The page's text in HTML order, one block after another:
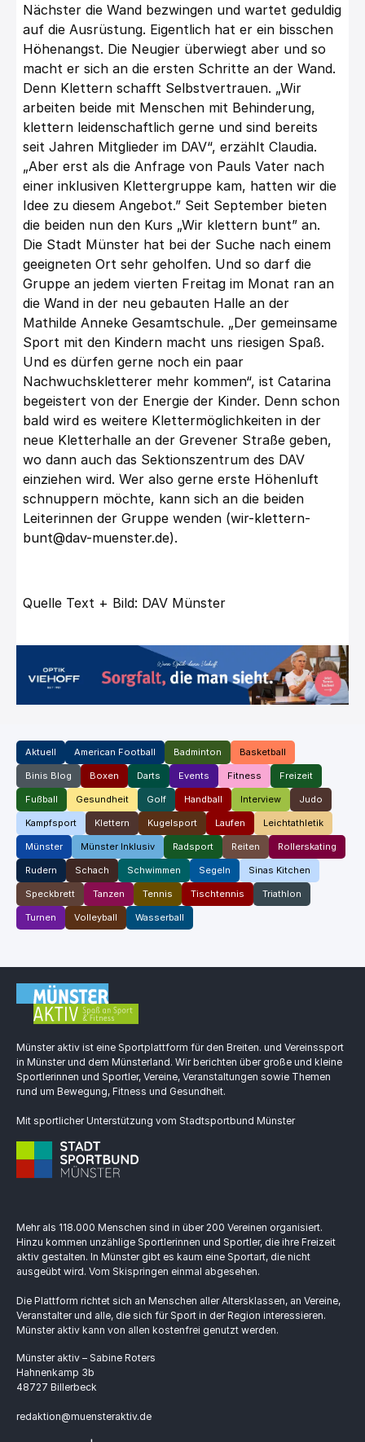
Nächster die Wand bezwingen und wartet geduldig
auf die Ausrüstung. Eigentlich hat er ein bisschen
Höhenangst. Die Neugier überwiegt aber und so
macht er sich an die ersten Schritte an der Wand.
Denn Klettern schafft Selbstvertrauen. „Wir
arbeiten beide mit Menschen mit Behinderung,
klettern leidenschaftlich gerne und sind bereits
seit Jahren Mitglieder im DAV“, erzählt Claudia.
„Aber erst als die Anfrage von Pauls Vater nach
einer inklusiven Klettergruppe kam, hatten wir die
Idee zu diesem Angebot.” Seit September bieten
die beiden nun den Kurs „Wir klettern bunt” an.
Die Stadt Münster hat bei der Suche nach einem
geeigneten Ort sehr geholfen. Und so darf die
Gruppe an jedem vierten Freitag im Monat ran an
die Wand in der neu gebauten Halle an der
Mathilde Anneke Gesamtschule. „Der gemeinsame
Sport mit den Kindern macht uns riesigen Spaß.
Und es dürfen gerne noch ein paar
Nachwuchskletterer mehr kommen“, ist Catarina
begeistert von der Energie der Kinder. Denn schon
bald wird es weitere Klettermöglichkeiten in der
neue Kletterhalle an der Grevener Straße geben,
wo dann auch das Sektionszentrum des DAV
einziehen wird. Wer also gerne erste Höhenluft
schnuppern möchte, kann sich an die beiden
Leiterinnen der Gruppe wenden (wir-klettern-
bunt@dav-muenster.de).
Quelle Text + Bild: DAV Münster
Aktuell American Football Badminton Basketball
Binis Blog Boxen Darts Events Fitness Freizeit
Fußball Gesundheit Golf Handball Interview Judo
Kampfsport Klettern Kugelsport Laufen Leichtathletik
Münster Münster Inklusiv Radsport Reiten Rollerskating
Rudern Schach Schwimmen Segeln Sinas Kitchen
Speckbrett Tanzen Tennis Tischtennis Triathlon
Turnen Volleyball Wasserball
Münster aktiv ist eine Sportplattform für den Breiten. und Vereinssport
in Münster und dem Münsterland. Wir berichten über große und kleine
Sportlerinnen und Sportler, Vereine, Veranstaltungen sowie Themen
rund um Bewegung, Fitness und Gesundheit.
Mit sportlicher Unterstützung vom Stadtsportbund Münster
Mehr als 118.000 Menschen sind in über 200 Vereinen organisiert.
Hinzu kommen unzählige Sportlerinnen und Sportler, die ihre Freizeit
aktiv gestalten. In Münster gibt es kaum eine Sportart, die nicht
ausgeübt wird. Vom Skispringen einmal abgesehen.
Die Plattform richtet sich an Menschen aller Altersklassen, an Vereine,
Veranstalter und alle, die sich für Sport in der Region interessieren.
Münster aktiv kann von allen kostenfrei genutzt werden.
Münster aktiv – Sabine Roters
Hahnenkamp 3b
48727 Billerbeck
redaktion@muensteraktiv.de